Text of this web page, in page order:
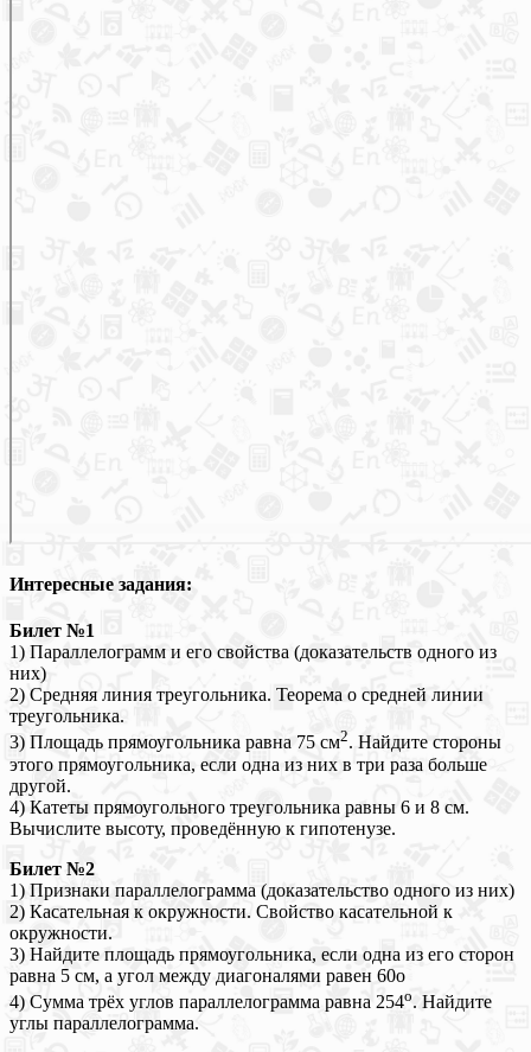
Интересные задания:
Билет №1
1) Параллелограмм и его свойства (доказательств одного из
них)
2) Средняя линия треугольника. Теорема о средней линии
треугольника.
3) Площадь прямоугольника равна 75 см2. Найдите стороны
этого прямоугольника, если одна из них в три раза больше
другой.
4) Катеты прямоугольного треугольника равны 6 и 8 см.
Вычислите высоту, проведённую к гипотенузе.
Билет №2
1) Признаки параллелограмма (доказательство одного из них)
2) Касательная к окружности. Свойство касательной к
окружности.
3) Найдите площадь прямоугольника, если одна из его сторон
равна 5 см, а угол между диагоналями равен 60о
4) Сумма трёх углов параллелограмма равна 254о. Найдите
углы параллелограмма.